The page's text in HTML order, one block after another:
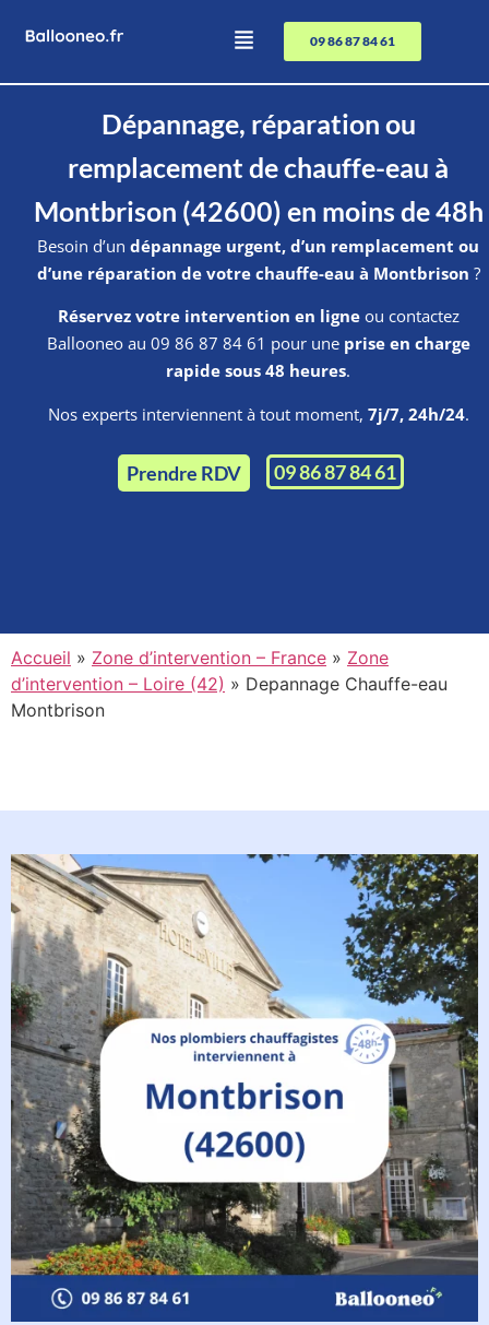
09 86 87 84 61
Dépannage, réparation ou
remplacement de chauffe-eau à
Montbrison (42600) en moins de 48h
Besoin d’un dépannage urgent, d’un remplacement ou
d’une réparation de votre chauffe-eau à Montbrison ?
Réservez votre intervention en ligneou contactez
Ballooneo au 09 86 87 84 61 pour une prise en charge
rapide sous 48 heures.
Nos experts interviennent à tout moment, 7j/7, 24h/24.
Prendre RDV 09 86 87 84 61
Accueil » Zone d’intervention – France » Zone
d’intervention – Loire (42) » Depannage Chauffe-eau
Montbrison
Planifiez l'intervention d'un de
nos techniciens à Montbrison
en moins d'une minute